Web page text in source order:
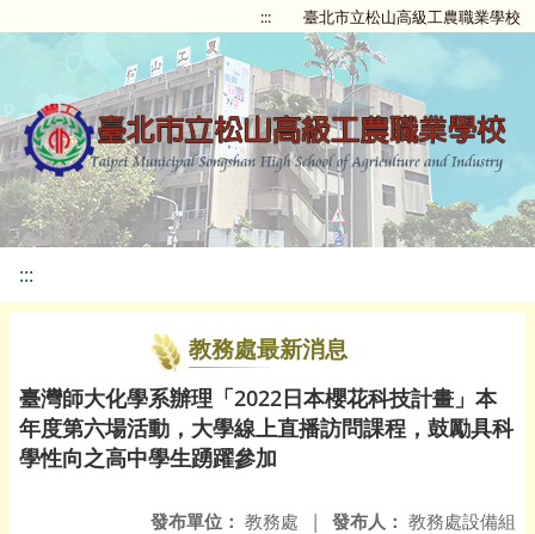
::: 臺北市立松山高級工農職業學校
:::
教務處最新消息
臺灣師大化學系辦理「2022日本櫻花科技計畫」本
年度第六場活動，大學線上直播訪問課程，鼓勵具科
學性向之高中學生踴躍參加
發布人： 教務處設備組
發布單位： 教務處 |